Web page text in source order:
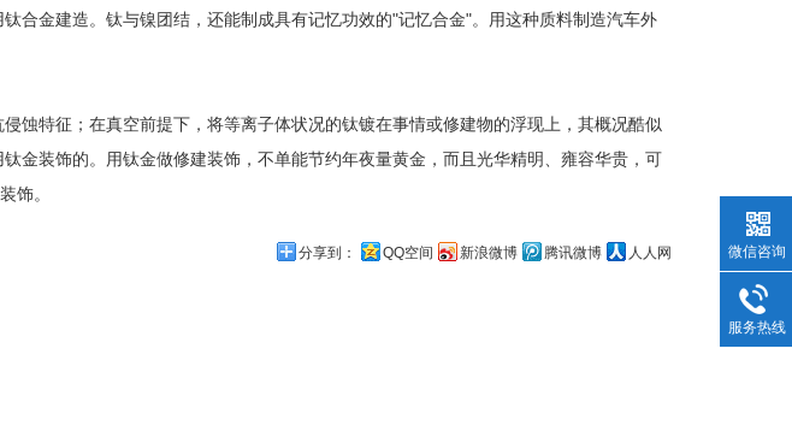
金建造。钛与镍团结，还能制成具有记忆功效的"记忆合金"。用这种质料制造汽车外
特征；在真空前提下，将等离子体状况的钛镀在事情或修建物的浮现上，其概况酷似
金装饰的。用钛金做修建装饰，不单能节约年夜量黄金，而且光华精明、雍容华贵，可
饰。
分享到： QQ空间 新浪微博 腾讯微博 人人网 微信咨询
服务热线